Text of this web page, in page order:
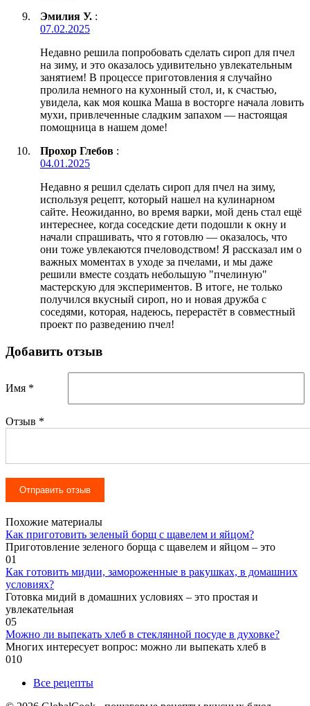
Эмилия У. :
07.02.2025
Недавно решила попробовать сделать сироп для пчел
на зиму, и это оказалось удивительно увлекательным
занятием! В процессе приготовления я случайно
пролила немного на кухонный стол, и, к счастью,
увидела, как моя кошка Маша в восторге начала ловить
мухи, привлеченные сладким запахом — настоящая
помощница в нашем доме!
Прохор Глебов :
04.01.2025
Недавно я решил сделать сироп для пчел на зиму,
используя рецепт, который нашел на кулинарном
сайте. Неожиданно, во время варки, мой день стал ещё
интереснее, когда соседские дети подошли к окну и
начали спрашивать, что я готовлю — оказалось, что
они тоже увлекаются пчеловодством! Я рассказал им о
важных моментах в уходе за пчелами, и мы даже
решили вместе создать небольшую "пчелиную"
мастерскую для экспериментов. В итоге, не только
получился вкусный сироп, но и новая дружба с
соседями, которая, надеюсь, перерастёт в совместный
проект по разведению пчел!
Добавить отзыв
Имя *
Отзыв *
Похожие материалы
Как приготовить зеленый борщ с щавелем и яйцом?
Приготовление зеленого борща с щавелем и яйцом – это
01
Как готовить мидии, замороженные в ракушках, в домашних
условиях?
Готовка мидий в домашних условиях – это простая и
увлекательная
05
Можно ли выпекать хлеб в стеклянной посуде в духовке?
Многих интересует вопрос: можно ли выпекать хлеб в
010
Все рецепты